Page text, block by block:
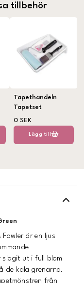
tillbehör
Tapethandeln
Tapetset
0 SEK
Lägg till
är en ljus
slagit ut i full blom
de kala grenarna.
från